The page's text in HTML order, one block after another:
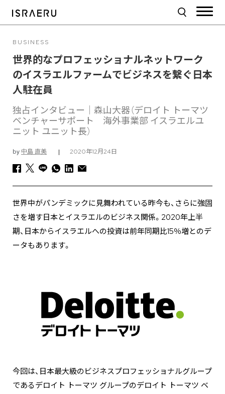
BUSINESS
世界的なプロフェッショナルネットワーク
のイスラエルファームでビジネスを繋ぐ日本
人駐在員
独占インタビュー｜森山大器（デロイト トーマツ
ベンチャーサポート 海外事業部 イスラエルユ
ニット ユニット長）
by 中島 直美 | 2020年12月24日
世界中がパンデミックに見舞われている昨今も、さらに強固
さを増す日本とイスラエルのビジネス関係。2020年上半
期、日本からイスラエルへの投資は前年同期比15％増とのデ
ータもあります。
今回は、日本最大級のビジネスプロフェッショナルグループ
であるデロイト トーマツ グループのデロイト トーマツ ベ